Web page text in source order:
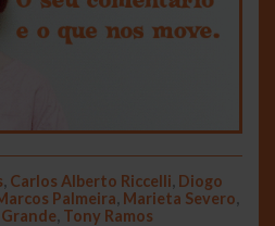
, Carlos Alberto Riccelli, Diogo
Palmeira, Marieta Severo,
, Tony Ramos